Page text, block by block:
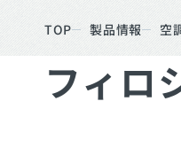
TOP 製品情報 空
フィロ